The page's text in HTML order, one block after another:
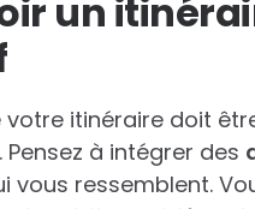
un
votre itinéraire doit
à intégrer des
vous ressemblent.